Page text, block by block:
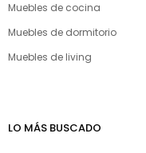
Muebles de cocina
Muebles de dormitorio
Muebles de living
LO MÁS BUSCADO